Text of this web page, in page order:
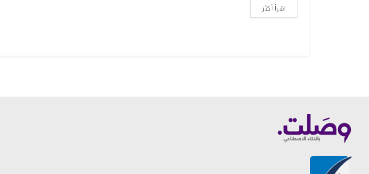
اقرأ أكثر